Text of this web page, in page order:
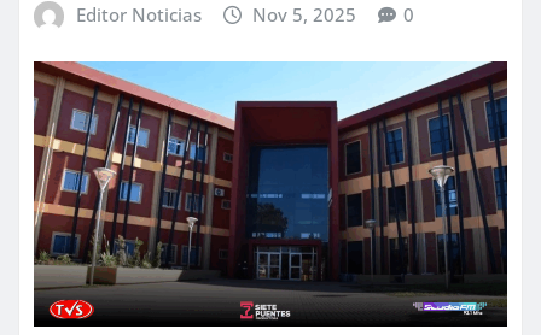
Editor Noticias Nov 5, 2025 0